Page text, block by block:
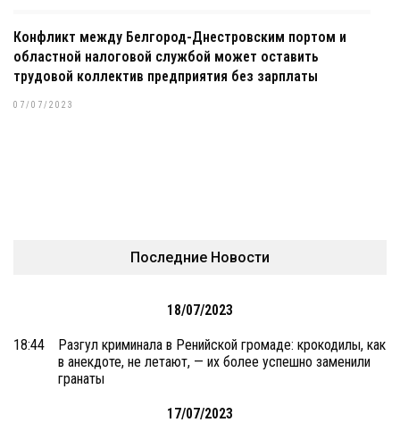
Конфликт между Белгород-Днестровским портом и
областной налоговой службой может оставить
трудовой коллектив предприятия без зарплаты
07/07/2023
Последние Новости
18/07/2023
18:44
Разгул криминала в Ренийской громаде: крокодилы, как
в анекдоте, не летают, — их более успешно заменили
гранаты
17/07/2023